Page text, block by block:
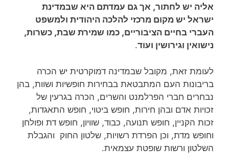
אליה יש לחתור, אך גם עמדתם היא שבמדינת
ישראל יש מקום מרכזי להלכה היהודית ולמשפט
העברי בחיים הציבוריים, כמו שמירת שבת, כשרות,
נישואין וגירושין ועוד.
לעומת זאת, מקובל שבמדינה דמוקרטית יש הכרה
בריבונות העם המתבטאת בבחירות חופשיות ושוות, בהן
נבחרים חברי הפרלמנט והשרים, הכרה בגרעין של
זכויות אדם ובהן חירות, חופש ביטוי, חופש התאגדות,
זכות הקניין, חופש תנועה, כבוד, שוויון, חופש דת ופולחן
וחופש מדת, וכן הפרדת רשויות, שלטון החוק והגבלת
השלטון ורשות שופטת עצמאית.